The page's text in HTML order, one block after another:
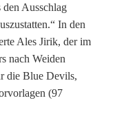
Ausschlag
In den
Ales Jirik, der im
nach Weiden
die Blue Devils,
(97